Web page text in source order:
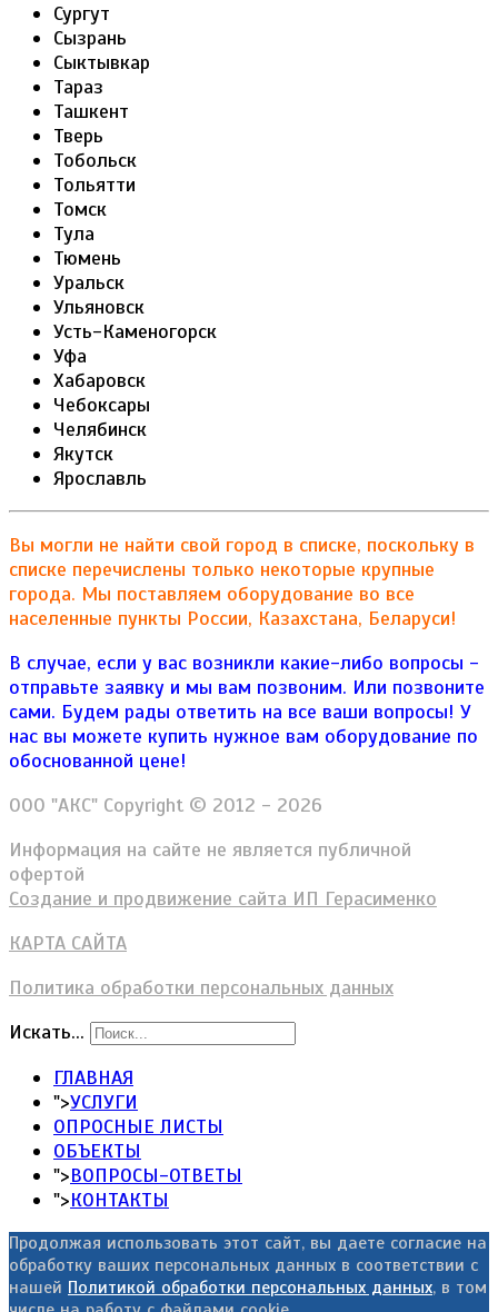
Сургут
Сызрань
Сыктывкар
Тараз
Ташкент
Тверь
Тобольск
Тольятти
Томск
Тула
Тюмень
Уральск
Ульяновск
Усть-Каменогорск
Уфа
Хабаровск
Чебоксары
Челябинск
Якутск
Ярославль
Вы могли не найти свой город в списке, поскольку в
списке перечислены только некоторые крупные
города. Мы поставляем оборудование во все
населенные пункты России, Казахстана, Беларуси!
В случае, если у вас возникли какие-либо вопросы -
отправьте заявку и мы вам позвоним. Или позвоните
сами. Будем рады ответить на все ваши вопросы! У
нас вы можете купить нужное вам оборудование по
обоснованной цене!
ООО "АКС" Copyright © 2012 - 2026
Информация на сайте не является публичной
офертой
Создание и продвижение сайта ИП Герасименко
КАРТА САЙТА
Политика обработки персональных данных
Искать...
ГЛАВНАЯ
">УСЛУГИ
ОПРОСНЫЕ ЛИСТЫ
ОБЪЕКТЫ
">ВОПРОСЫ-ОТВЕТЫ
">КОНТАКТЫ
Продолжая использовать этот сайт, вы даете согласие на
обработку ваших персональных данных в соответствии с
нашей Политикой обработки персональных данных, в том